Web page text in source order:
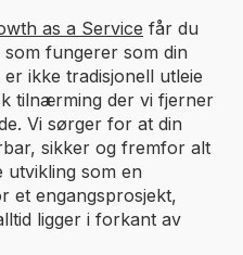
as a Service får du
fungerer som din
ikke tradisjonell utleie
tilnærming der vi fjerner
Vi sørger for at din
sikker og fremfor alt
utvikling som en
et engangsprosjekt,
ligger i forkant av